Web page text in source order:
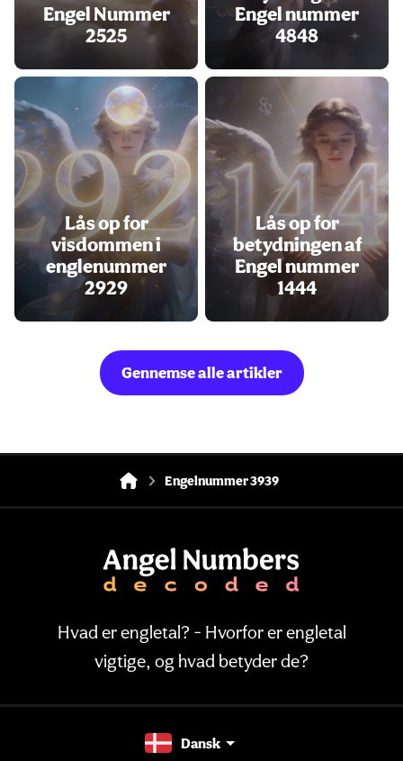
Engel Nummer
2525
Engel nummer
4848
Lås op for
visdommen i
englenummer
2929
Lås op for
betydningen af
Engel nummer
1444
Gennemse alle artikler
Engelnummer 3939
Hvad er engletal? - Hvorfor er engletal
vigtige, og hvad betyder de?
Dansk